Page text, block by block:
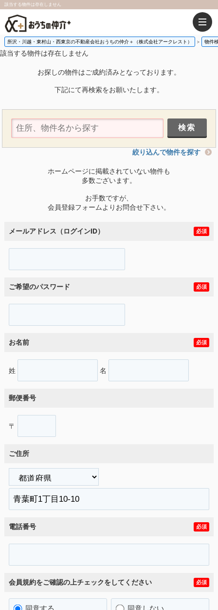
該当する物件は存在しません
所沢・川越・東村山・西東京の不動産会社おうちの仲介＋（株式会社アークレスト） 物件
該当する物件は存在しません
お探しの物件はご成約済みとなっております。
下記にて再検索をお願いたします。
絞り込んで物件を探す
ホームページに掲載されていない物件も
多数ございます。
お手数ですが、
会員登録フォームよりお問合せ下さい。
メールアドレス（ログインID） 必須
ご希望のパスワード 必須
お名前 必須
姓 名
郵便番号
〒
ご住所
電話番号 必須
会員規約をご確認の上チェックをしてください 必須